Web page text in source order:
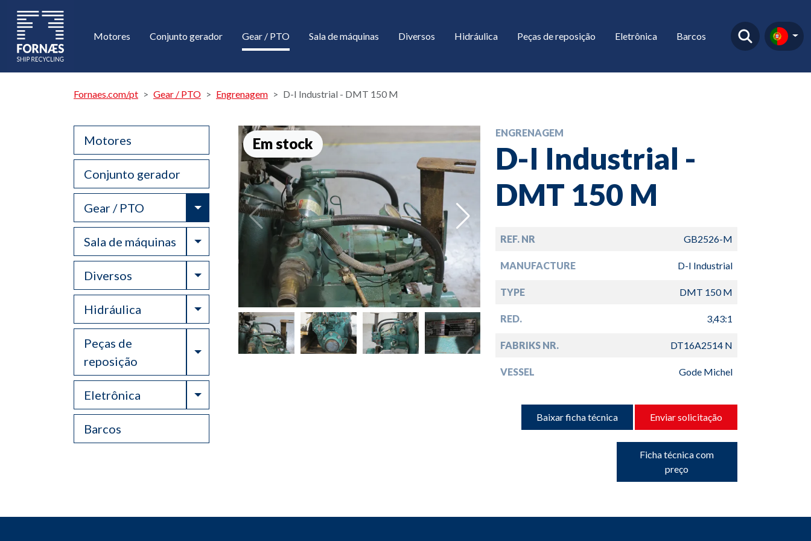
Motores Conjunto gerador Gear / PTO Sala de máquinas Diversos Hidráulica Peças de reposição Eletrônica Barcos
Fornaes.com/pt Gear / PTO Engrenagem D-I Industrial - DMT 150 M
Motores
Conjunto gerador
Gear / PTO Toggle Dropdown
Sala de máquinas Toggle Dropdown
Diversos Toggle Dropdown
Hidráulica Toggle Dropdown
Peças de
reposição
Toggle Dropdown
Eletrônica Toggle Dropdown
Barcos
Em stock
ENGRENAGEM
D-I Industrial -
DMT 150 M
REF. NR GB2526-M
MANUFACTURE D-I Industrial
TYPE DMT 150 M
RED. 3,43:1
FABRIKS NR. DT16A2514 N
VESSEL Gode Michel
Baixar ficha técnica Enviar solicitação
Ficha técnica com
preço